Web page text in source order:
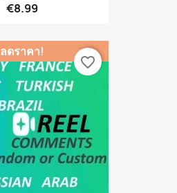
€8.99
ลดราคา!
favorite_border